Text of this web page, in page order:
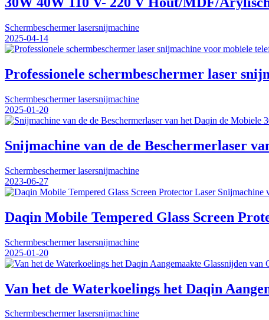
Schermbeschermer lasersnijmachine
2025-04-14
Professionele schermbeschermer laser
Schermbeschermer lasersnijmachine
2025-01-20
Snijmachine van de de Beschermerlaser
Schermbeschermer lasersnijmachine
2023-06-27
Daqin Mobile Tempered Glass Screen
Schermbeschermer lasersnijmachine
2025-01-20
Van het de Waterkoelings het Daqin
Schermbeschermer lasersnijmachine